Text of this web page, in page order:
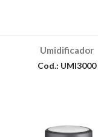
Umidificador
Cod.: UMI3000